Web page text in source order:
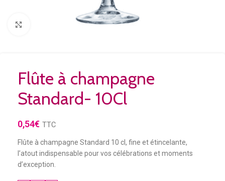
Flûte à champagne
Standard- 10Cl
0,54€ TTC
Flûte à champagne Standard 10 cl, fine et étincelante,
l’atout indispensable pour vos célébrations et moments
d’exception.